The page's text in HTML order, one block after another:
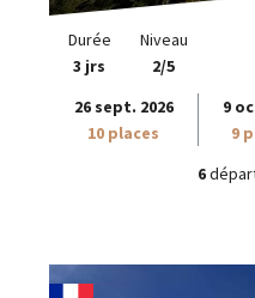
Durée
3 jrs
Niveau
2/5
26 sept. 2026
10 places
9
9
6